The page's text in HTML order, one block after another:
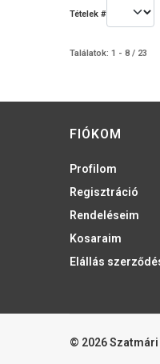
Tételek #
Találatok: 1 - 8 / 23
FIÓKOM
Profilom
Regisztráció
Rendeléseim
Kosaraim
Elállás
© 2026